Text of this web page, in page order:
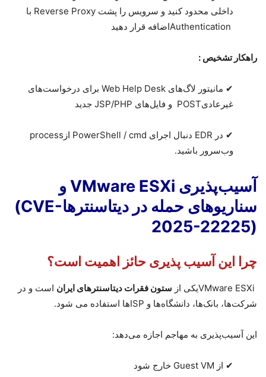
داخلی محدود کنید و سرویس را پشت Reverse Proxy با
Authenticationاضافه قرار دهید
راهکار تشخیص :
✔ مانیتور لاگ‌های Web Help Desk برای درخواست‌های
غیرعادیPOST و فایل‌های JSP/PHP جدید
✔ در EDR دنبال اجرای PowerShell / cmd از process
وب‌سرور باشید.
آسیب‌پذیری VMware ESXi و
سناریوهای حمله در دیتاسنترها(CVE-
2025-22225)
چرا این آسیب پذیری حائز اهمیت است؟
VMware ESXiیکی از ستون فقرات دیتاسنترهای ایران است و در
شرکت‌ها، بانک‌ها، دانشگاه‌ها و ISPها استفاده می شود.
این آسیب‌پذیری به مهاجم اجازه می‌دهد:
✔ از Guest VM خارج شود